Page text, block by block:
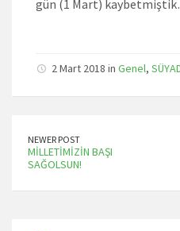
gün (1 Mart)
2 Mart 2018 in Genel,
NEWER POST
MİLLETİMİZİN BAŞI
SAĞOLSUN!